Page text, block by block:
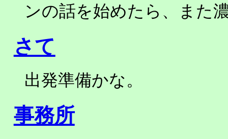
ンの話を始めたら、また
さて
出発準備かな。
事務所